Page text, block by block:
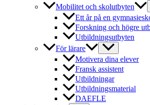
Mobilitet och skolutbyten
Ett år på en
Forskning och högre
Utbildningsutbyten
För lärare
Motivera dina elever
Fransk assistent
Utbildningar
Utbildningsmaterial
DAEFLE